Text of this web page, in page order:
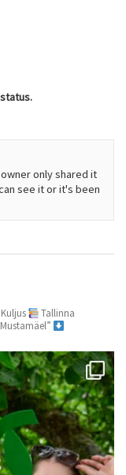
only shared it
see it or it's been
Tallinna